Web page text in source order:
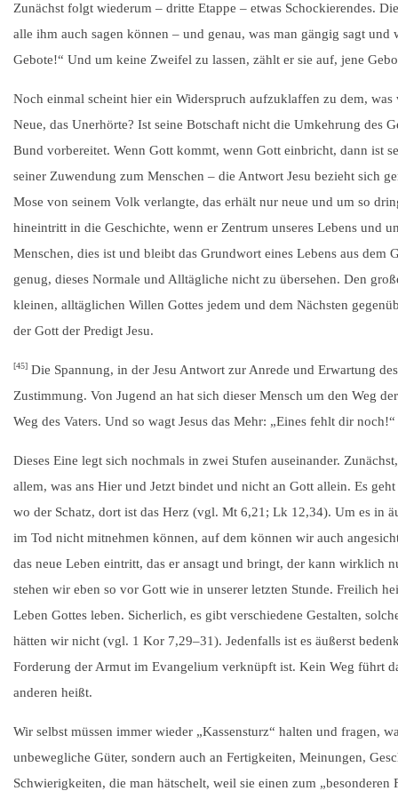
Zunächst folgt wiederum – dritte Etappe – etwas Schockierendes.
alle ihm auch sagen können – und genau, was man gängig sagt
Gebote!“ Und um keine Zweifel zu lassen, zählt er sie auf, jene
Noch einmal scheint hier ein Widerspruch aufzuklaffen zu dem,
Neue, das Unerhörte? Ist seine Botschaft nicht die Umkehrung des
Bund vorbereitet. Wenn Gott kommt, wenn Gott einbricht, dann ist
seiner Zuwendung zum Menschen – die Antwort Jesu bezieht sich
Mose von seinem Volk verlangte, das erhält nur neue und um so
hineintritt in die Geschichte, wenn er Zentrum unseres Lebens und
Menschen, dies ist und bleibt das Grundwort eines Lebens aus
genug, dieses Normale und Alltägliche nicht zu übersehen. Den
kleinen, alltäglichen Willen Gottes jedem und dem Nächsten
der Gott der Predigt Jesu.
[45] Die Spannung, in der Jesu Antwort zur Anrede und Erwartung
Zustimmung. Von Jugend an hat sich dieser Mensch um den Weg
Weg des Vaters. Und so wagt Jesus das Mehr: „Eines fehlt dir noch!“
Dieses Eine legt sich nochmals in zwei Stufen auseinander.
allem, was ans Hier und Jetzt bindet und nicht an Gott allein. Es
wo der Schatz, dort ist das Herz (vgl. Mt 6,21; Lk 12,34). Um es in
im Tod nicht mitnehmen können, auf dem können wir auch
das neue Leben eintritt, das er ansagt und bringt, der kann wirklich
stehen wir eben so vor Gott wie in unserer letzten Stunde. Freilich
Leben Gottes leben. Sicherlich, es gibt verschiedene Gestalten,
hätten wir nicht (vgl. 1 Kor 7,29–31). Jedenfalls ist es äußerst
Forderung der Armut im Evangelium verknüpft ist. Kein Weg führt
anderen heißt.
Wir selbst müssen immer wieder „Kassensturz“ halten und fragen,
unbewegliche Güter, sondern auch an Fertigkeiten, Meinungen,
Schwierigkeiten, die man hätschelt, weil sie einen zum